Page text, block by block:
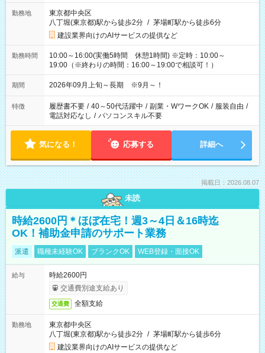
勤務地
東京都中央区
八丁堀(東京都)駅から徒歩2分 / 茅場町駅から徒歩6分
建設業界向けのAIサービスの提供など
勤務時間
10:00～16:00(実働5時間 休憩1時間) ※定時：10:00～
19:00（※終わりの時間：16:00～19:00で相談可！）
期間 2026年09月上旬～長期 ※9月～！
特徴 履歴書不要 / 40～50代活躍中 / 副業・WワークOK / 服装自由 /
電話対応なし / パソコンスキル不要
気になる！ 応募する 詳細へ
掲載日：2026.08.07
未読
時給2600円＊ほぼ在宅！週3～4日＆16時迄
OK！補助金申請のサポート業務
派遣 職種未経験OK ブランクOK WEB登録・面接OK
給与
時給2600円
交通費別途支給あり
交通費 全額支給
勤務地
東京都中央区
八丁堀(東京都)駅から徒歩2分 / 茅場町駅から徒歩6分
建設業界向けのAIサービスの提供など